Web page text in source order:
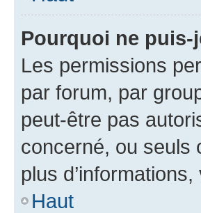
Pourquoi ne puis-
Les permissions
par forum, par
peut-être pas
concerné, ou seuls
plus
Haut